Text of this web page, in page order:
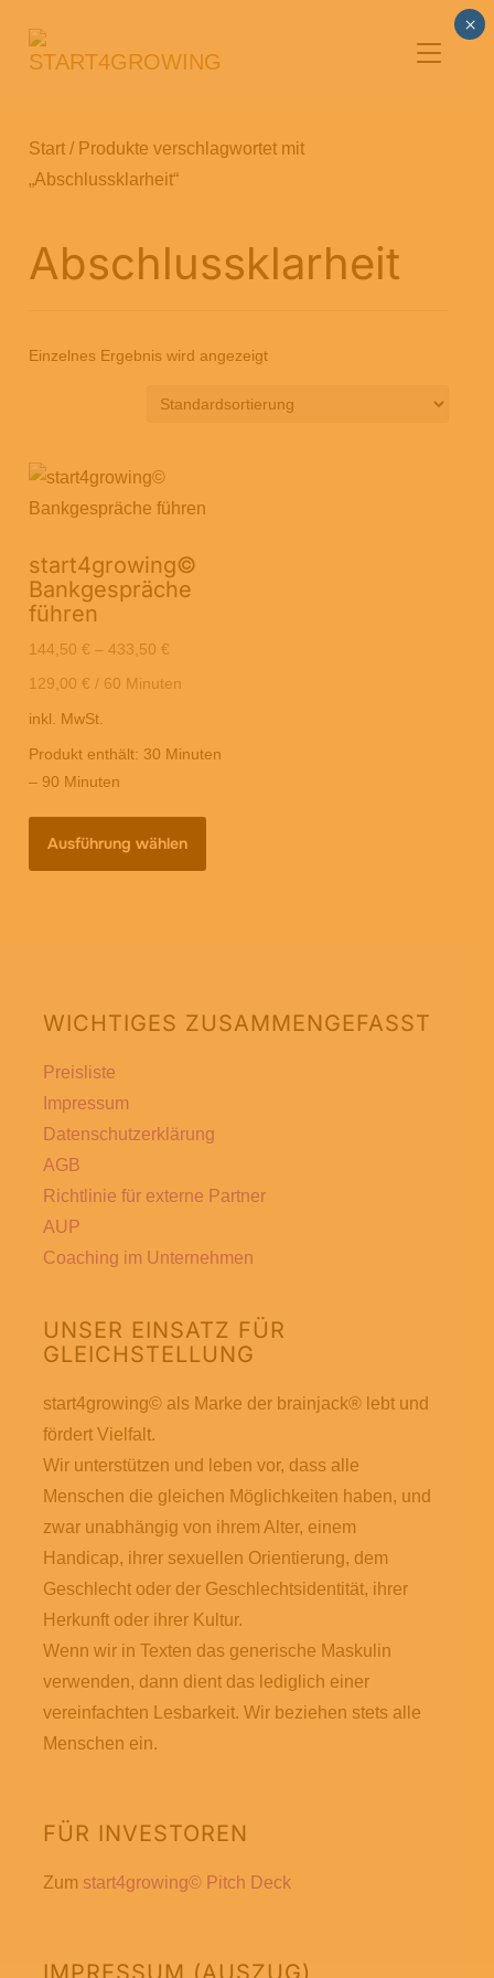
Start/ Produkte verschlagwortet mit
„Abschlussklarheit“
Abschlussklarheit
Einzelnes Ergebnis wird angezeigt
start4growing©
Bankgespräche
führen
144,50 € – 433,50 €
129,00 € / 60 Minuten
inkl. MwSt.
Produkt enthält: 30 Minuten
– 90 Minuten
Ausführung wählen
Dieses
weist
Optionen
gewählt
WICHTIGES ZUSAMMENGEFASST
Preisliste
Impressum
Datenschutzerklärung
AGB
Richtlinie für externe Partner
AUP
Coaching im Unternehmen
UNSER EINSATZ FÜR
GLEICHSTELLUNG
start4growing© als Marke der brainjack® lebt und
fördert Vielfalt.
Wir unterstützen und leben vor, dass alle
Menschen die gleichen Möglichkeiten haben, und
zwar unabhängig von ihrem Alter, einem
Handicap, ihrer sexuellen Orientierung, dem
Geschlecht oder der Geschlechtsidentität, ihrer
Herkunft oder ihrer Kultur.
Wenn wir in Texten das generische Maskulin
verwenden, dann dient das lediglich einer
vereinfachten Lesbarkeit. Wir beziehen stets alle
Menschen ein.
FÜR INVESTOREN
Zum start4growing© Pitch Deck
IMPRESSUM (AUSZUG)
×